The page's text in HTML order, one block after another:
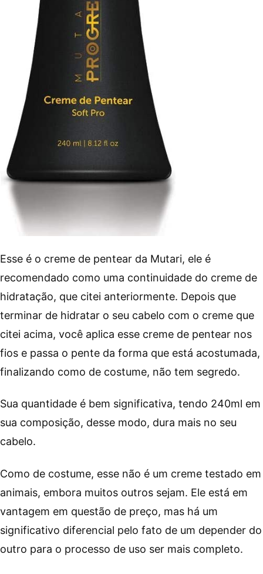
Esse é o creme de pentear da Mutari, ele é
recomendado como uma continuidade do creme de
hidratação, que citei anteriormente. Depois que
terminar de hidratar o seu cabelo com o creme que
citei acima, você aplica esse creme de pentear nos
fios e passa o pente da forma que está acostumada,
finalizando como de costume, não tem segredo.
Sua quantidade é bem significativa, tendo 240ml em
sua composição, desse modo, dura mais no seu
cabelo.
Como de costume, esse não é um creme testado em
animais, embora muitos outros sejam. Ele está em
vantagem em questão de preço, mas há um
significativo diferencial pelo fato de um depender do
outro para o processo de uso ser mais completo.